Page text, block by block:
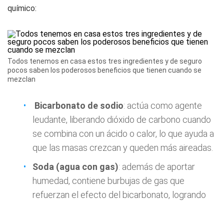
químico:
Todos tenemos en casa estos tres ingredientes y de seguro
pocos saben los poderosos beneficios que tienen cuando se
mezclan
Bicarbonato de sodio: actúa como agente
leudante, liberando dióxido de carbono cuando
se combina con un ácido o calor, lo que ayuda a
que las masas crezcan y queden más aireadas.
Soda (agua con gas): además de aportar
humedad, contiene burbujas de gas que
refuerzan el efecto del bicarbonato, logrando